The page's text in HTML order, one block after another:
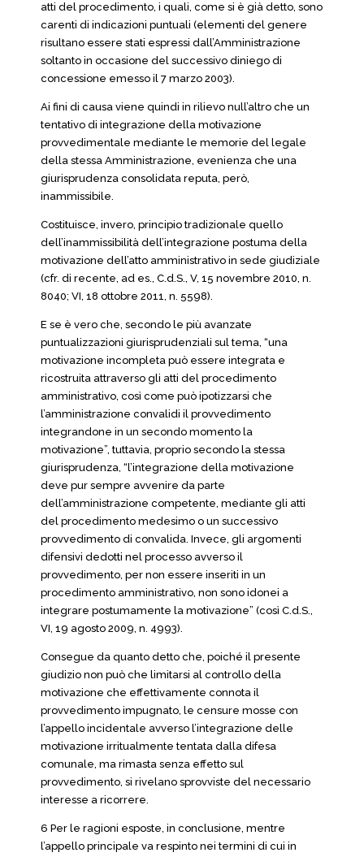
atti del procedimento, i quali, come si è già detto, sono
carenti di indicazioni puntuali (elementi del genere
risultano essere stati espressi dall’Amministrazione
soltanto in occasione del successivo diniego di
concessione emesso il 7 marzo 2003).
Ai fini di causa viene quindi in rilievo null’altro che un
tentativo di integrazione della motivazione
provvedimentale mediante le memorie del legale
della stessa Amministrazione, evenienza che una
giurisprudenza consolidata reputa, però,
inammissibile.
Costituisce, invero, principio tradizionale quello
dell’inammissibilità dell’integrazione postuma della
motivazione dell’atto amministrativo in sede giudiziale
(cfr. di recente, ad es., C.d.S., V, 15 novembre 2010, n.
8040; VI, 18 ottobre 2011, n. 5598).
E se è vero che, secondo le più avanzate
puntualizzazioni giurisprudenziali sul tema, “una
motivazione incompleta può essere integrata e
ricostruita attraverso gli atti del procedimento
amministrativo, così come può ipotizzarsi che
l’amministrazione convalidi il provvedimento
integrandone in un secondo momento la
motivazione”, tuttavia, proprio secondo la stessa
giurisprudenza, “l’integrazione della motivazione
deve pur sempre avvenire da parte
dell’amministrazione competente, mediante gli atti
del procedimento medesimo o un successivo
provvedimento di convalida. Invece, gli argomenti
difensivi dedotti nel processo avverso il
provvedimento, per non essere inseriti in un
procedimento amministrativo, non sono idonei a
integrare postumamente la motivazione” (così C.d.S.,
VI, 19 agosto 2009, n. 4993).
Consegue da quanto detto che, poiché il presente
giudizio non può che limitarsi al controllo della
motivazione che effettivamente connota il
provvedimento impugnato, le censure mosse con
l’appello incidentale avverso l’integrazione delle
motivazione irritualmente tentata dalla difesa
comunale, ma rimasta senza effetto sul
provvedimento, si rivelano sprovviste del necessario
interesse a ricorrere.
6 Per le ragioni esposte, in conclusione, mentre
l’appello principale va respinto nei termini di cui in